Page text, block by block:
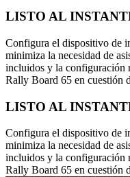
LISTO AL
Configura el dispositivo de
minimiza la necesidad de
incluidos y la configuración
Rally Board 65 en cuestión
LISTO AL
Configura el dispositivo de
minimiza la necesidad de
incluidos y la configuración
Rally Board 65 en cuestión